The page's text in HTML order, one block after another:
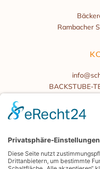
Rambacher
BACKSTUBE-
Samstag/